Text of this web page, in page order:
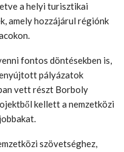
a helyi turisztikai
amely hozzájárul régiónk
fontos döntésekben is,
pályázatok
vett részt Borboly
kellett a nemzetközi
szövetséghez,